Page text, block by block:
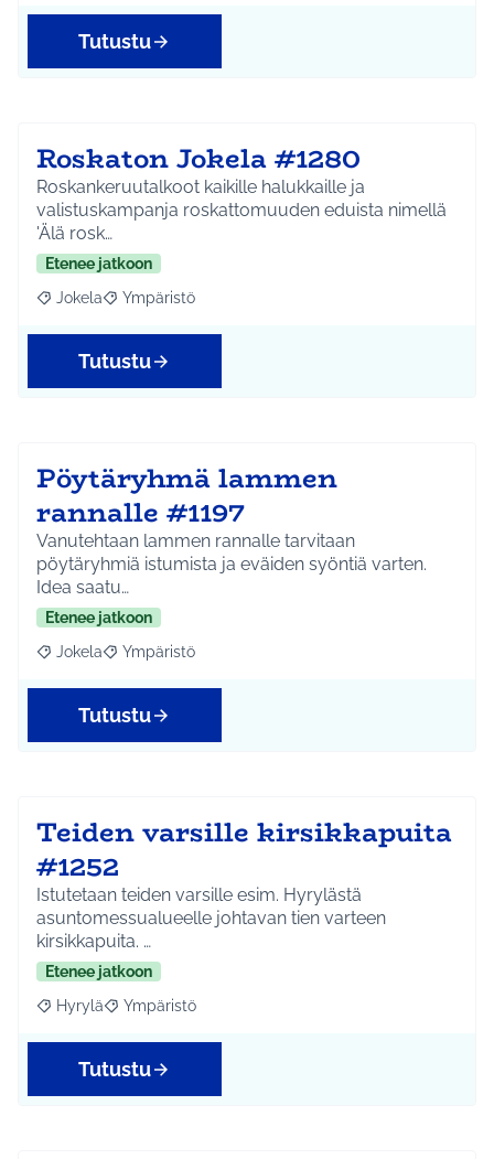
Tutustu
Roskaton Jokela #1280
Roskankeruutalkoot kaikille halukkaille ja
valistuskampanja roskattomuuden eduista nimellä
'Älä rosk…
Etenee jatkoon
Rajaa tulokset aihepiirin mukaan: Jokela
Jokela Rajaa tulokset teeman mukaan: Ympäristö
Ympäristö
Tutustu
Pöytäryhmä lammen
rannalle #1197
Vanutehtaan lammen rannalle tarvitaan
pöytäryhmiä istumista ja eväiden syöntiä varten.
Idea saatu…
Etenee jatkoon
Rajaa tulokset aihepiirin mukaan: Jokela
Jokela Rajaa tulokset teeman mukaan: Ympäristö
Ympäristö
Tutustu
Teiden varsille kirsikkapuita
#1252
Istutetaan teiden varsille esim. Hyrylästä
asuntomessualueelle johtavan tien varteen
kirsikkapuita. …
Etenee jatkoon
Rajaa tulokset aihepiirin mukaan: Hyrylä
Hyrylä Rajaa tulokset teeman mukaan: Ympäristö
Ympäristö
Tutustu